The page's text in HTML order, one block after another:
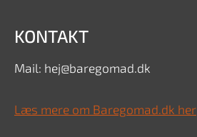
KONTAKT
Mail: hej@baregomad.dk
Læs mere om Baregomad.dk her